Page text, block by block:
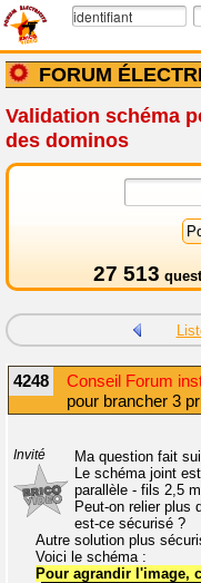
FORUM
Validation schéma
des dominos
27 513
4248 Conseil Forum
pour brancher 3
Invité Ma question fait
Le schéma joint
parallèle - fils 2,5
Peut-on relier plus
est-ce sécurisé ?
Autre solution plus
Voici le schéma :
Pour agrandir l'image,